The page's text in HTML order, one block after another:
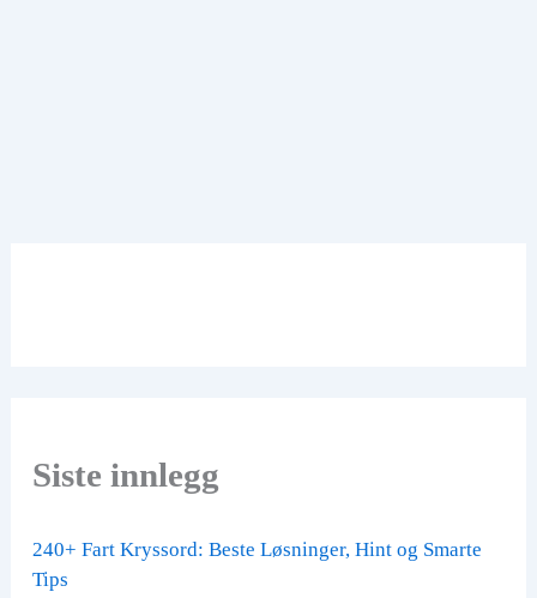
Siste innlegg
240+ Fart Kryssord: Beste Løsninger, Hint og Smarte
Tips